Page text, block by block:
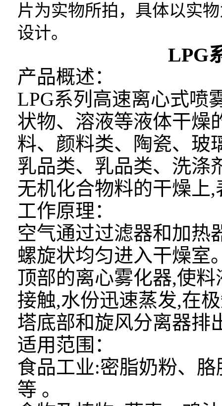
片为实物所拍，具体以实
设计。
LPG
产品概述：
LPG系列高速离心式喷
状物、溶液等液体干燥
料、颜料类、陶瓷、玻
乳品类、乳品类、洗涤
无机化合物料的干燥上
工作原理：
空气通过过滤器和加热
螺旋状均匀进入干燥室
顶部的离心雾化器,使
接触,水份迅速蒸发,在
塔底部和旋风分离器排
适用范围：
食品工业:密脂奶粉、
等 。